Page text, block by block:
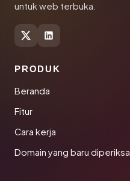
untuk web terbuka.
PRODUK
Beranda
Fitur
Cara kerja
Domain yang baru diperiksa